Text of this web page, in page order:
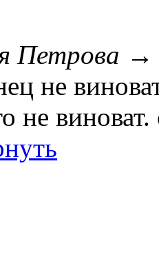
Петрова
не
не